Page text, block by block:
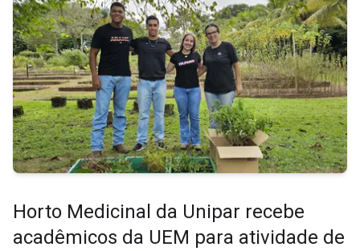
Horto Medicinal da Unipar recebe
acadêmicos da UEM para atividade de